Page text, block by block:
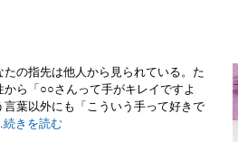
の指先は他人から見られている。た
ら「○○さんって手がキレイですよ
葉以外にも「こういう手って好きで
続きを読む